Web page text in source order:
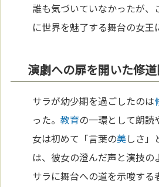
誰も気づいていなかったが
に世界を魅了する舞台の女王
演劇への扉を開いた修
サラが幼少期を過ごしたのは
った。教育の一環として朗読
女は初めて「言葉の美しさ」
は、彼女の澄んだ声と演技の
サラに舞台への道を示唆する